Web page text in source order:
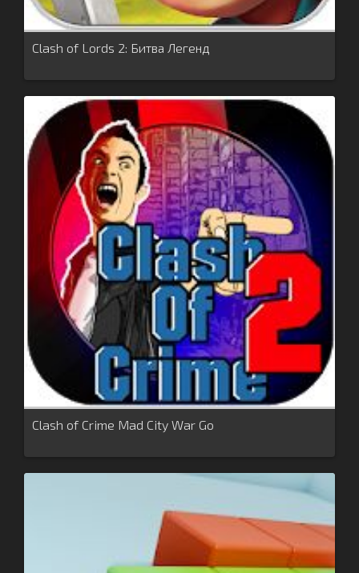
Clash of Lords 2: Битва Легенд
Clash of Crime Mad City War Go